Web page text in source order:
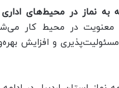
به نماز در محیط‌های
در محیط کار
مسئولیت‌پذیری و افزایش